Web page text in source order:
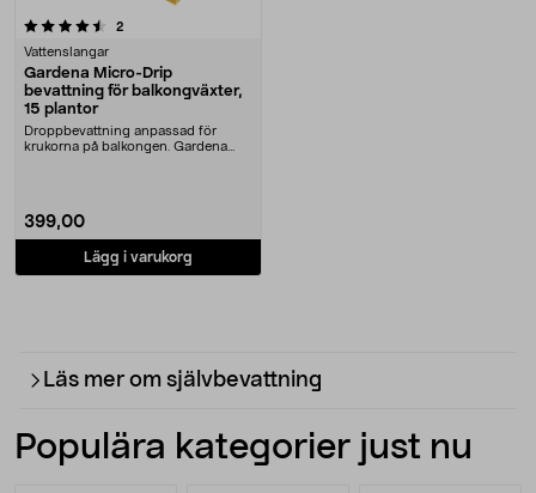
2recensioner
Vattenslangar
Gardena Micro-Drip
bevattning för balkongväxter,
15 plantor
Droppbevattning anpassad för
krukorna på balkongen. Gardena
399,00
Lägg i varukorg
Läs mer om självbevattning
Populära kategorier just nu